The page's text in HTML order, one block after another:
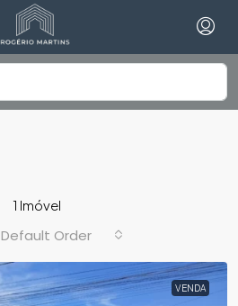
1 Imóvel
Default Order
VENDA